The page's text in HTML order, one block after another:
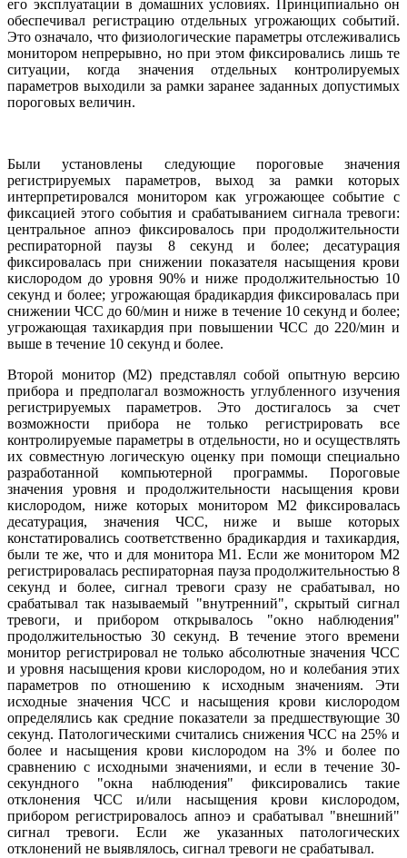
его эксплуатации в домашних условиях. Принципиально он
обеспечивал регистрацию отдельных угрожающих событий.
Это означало, что физиологические параметры отслеживались
монитором непрерывно, но при этом фиксировались лишь те
ситуации, когда значения отдельных контролируемых
параметров выходили за рамки заранее заданных допустимых
пороговых величин.
Были установлены следующие пороговые значения
регистрируемых параметров, выход за рамки которых
интерпретировался монитором как угрожающее событие с
фиксацией этого события и срабатыванием сигнала тревоги:
центральное апноэ фиксировалось при продолжительности
респираторной паузы 8 секунд и более; десатурация
фиксировалась при снижении показателя насыщения крови
кислородом до уровня 90% и ниже продолжительностью 10
секунд и более; угрожающая брадикардия фиксировалась при
снижении ЧСС до 60/мин и ниже в течение 10 секунд и более;
угрожающая тахикардия при повышении ЧСС до 220/мин и
выше в течение 10 секунд и более.
Второй монитор (М2) представлял собой опытную версию
прибора и предполагал возможность углубленного изучения
регистрируемых параметров. Это достигалось за счет
возможности прибора не только регистрировать все
контролируемые параметры в отдельности, но и осуществлять
их совместную логическую оценку при помощи специально
разработанной компьютерной программы. Пороговые
значения уровня и продолжительности насыщения крови
кислородом, ниже которых монитором М2 фиксировалась
десатурация, значения ЧСС, ниже и выше которых
констатировались соответственно брадикардия и тахикардия,
были те же, что и для монитора М1. Если же монитором М2
регистрировалась респираторная пауза продолжительностью 8
секунд и более, сигнал тревоги сразу не срабатывал, но
срабатывал так называемый "внутренний", скрытый сигнал
тревоги, и прибором открывалось "окно наблюдения"
продолжительностью 30 секунд. В течение этого времени
монитор регистрировал не только абсолютные значения ЧСС
и уровня насыщения крови кислородом, но и колебания этих
параметров по отношению к исходным значениям. Эти
исходные значения ЧСС и насыщения крови кислородом
определялись как средние показатели за предшествующие 30
секунд. Патологическими считались снижения ЧСС на 25% и
более и насыщения крови кислородом на 3% и более по
сравнению с исходными значениями, и если в течение 30-
секундного "окна наблюдения" фиксировались такие
отклонения ЧСС и/или насыщения крови кислородом,
прибором регистрировалось апноэ и срабатывал "внешний"
сигнал тревоги. Если же указанных патологических
отклонений не выявлялось, сигнал тревоги не срабатывал.